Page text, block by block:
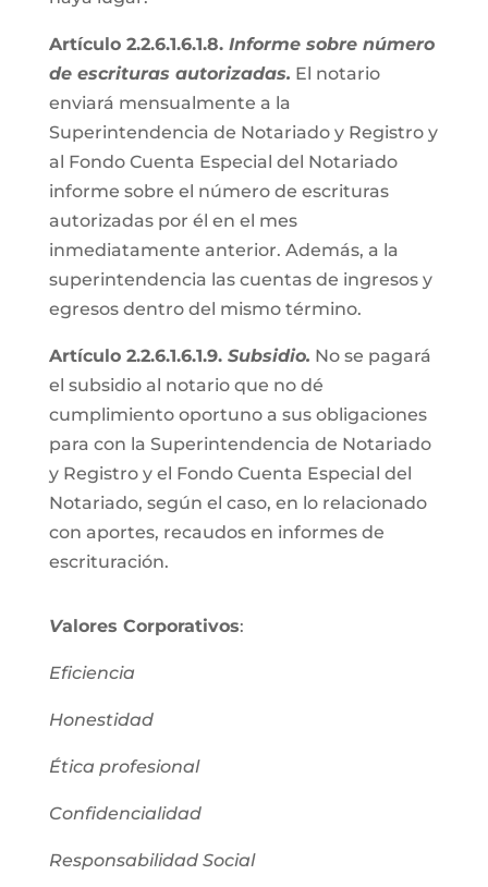
Artículo 2.2.6.1.6.1.8. Informe sobre número
de escrituras autorizadas. El notario
enviará mensualmente a la
Superintendencia de Notariado y Registro y
al Fondo Cuenta Especial del Notariado
informe sobre el número de escrituras
autorizadas por él en el mes
inmediatamente anterior. Además, a la
superintendencia las cuentas de ingresos y
egresos dentro del mismo término.
Artículo 2.2.6.1.6.1.9. Subsidio. No se pagará
el subsidio al notario que no dé
cumplimiento oportuno a sus obligaciones
para con la Superintendencia de Notariado
y Registro y el Fondo Cuenta Especial del
Notariado, según el caso, en lo relacionado
con aportes, recaudos en informes de
escrituración.
Valores Corporativos:
Eficiencia
Honestidad
Ética profesional
Confidencialidad
Responsabilidad Social